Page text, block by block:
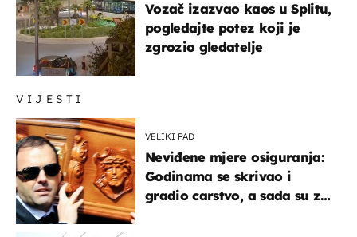
VIJESTI
VELIKI PAD
Neviđene mjere osiguranja:
Godinama se skrivao i
gradio carstvo, a sada su za
Vozač izazvao kaos u Splitu,
pogledajte potez koji je
zgrozio gledatelje